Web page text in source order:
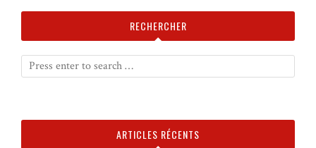
RECHERCHER
ARTICLES RÉCENTS